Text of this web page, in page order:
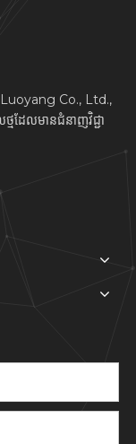
Co., Ltd.,
ថ្មដែលមានជំនាញវិជ្ជា